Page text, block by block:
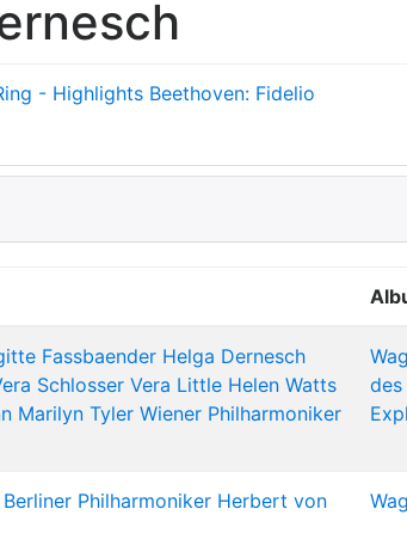
- Highlights Beethoven: Fidelio
Fassbaender Helga Dernesch
Schlosser Vera Little Helen Watts
Marilyn Tyler Wiener Philharmoniker
des
Berliner Philharmoniker Herbert von